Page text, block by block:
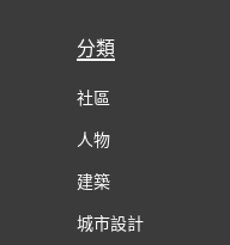
分類
社區
人物
建築
城市設計